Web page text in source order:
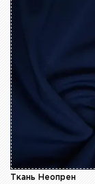
Ткань Неопрен